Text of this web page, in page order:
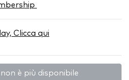
Clicca qui
è più disponibile